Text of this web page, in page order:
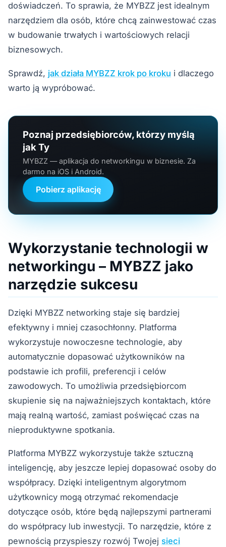
doświadczeń. To sprawia, że MYBZZ jest idealnym
narzędziem dla osób, które chcą zainwestować czas
w budowanie trwałych i wartościowych relacji
biznesowych.
Sprawdź, jak działa MYBZZ krok po kroku i dlaczego
warto ją wypróbować.
Poznaj przedsiębiorców, którzy myślą
jak Ty
MYBZZ — aplikacja do networkingu w biznesie. Za
darmo na iOS i Android.
Pobierz aplikację
Wykorzystanie technologii w
networkingu – MYBZZ jako
narzędzie sukcesu
Dzięki MYBZZ networking staje się bardziej
efektywny i mniej czasochłonny. Platforma
wykorzystuje nowoczesne technologie, aby
automatycznie dopasować użytkowników na
podstawie ich profili, preferencji i celów
zawodowych. To umożliwia przedsiębiorcom
skupienie się na najważniejszych kontaktach, które
mają realną wartość, zamiast poświęcać czas na
nieproduktywne spotkania.
Platforma MYBZZ wykorzystuje także sztuczną
inteligencję, aby jeszcze lepiej dopasować osoby do
współpracy. Dzięki inteligentnym algorytmom
użytkownicy mogą otrzymać rekomendacje
dotyczące osób, które będą najlepszymi partnerami
do współpracy lub inwestycji. To narzędzie, które z
pewnością przyspieszy rozwój Twojej sieci